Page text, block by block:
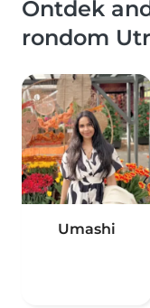
Ontdek
rondom
Umashi